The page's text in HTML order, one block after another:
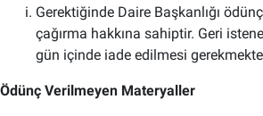
Gerektiğinde Daire Başkanlığı
çağırma hakkına sahiptir. Geri
gün içinde iade edilmesi
Ödünç Verilmeyen Materyaller